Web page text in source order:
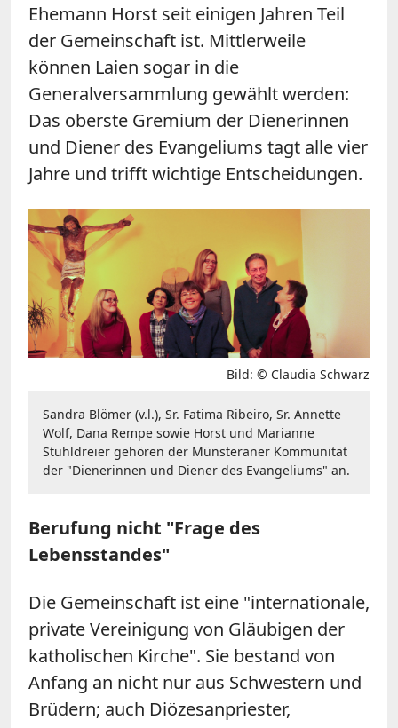
Ehemann Horst seit einigen Jahren Teil
der Gemeinschaft ist. Mittlerweile
können Laien sogar in die
Generalversammlung gewählt werden:
Das oberste Gremium der Dienerinnen
und Diener des Evangeliums tagt alle vier
Jahre und trifft wichtige Entscheidungen.
Bild: © Claudia Schwarz
Sandra Blömer (v.l.), Sr. Fatima Ribeiro, Sr. Annette
Wolf, Dana Rempe sowie Horst und Marianne
Stuhldreier gehören der Münsteraner Kommunität
der "Dienerinnen und Diener des Evangeliums" an.
Berufung nicht "Frage des
Lebensstandes"
Die Gemeinschaft ist eine "internationale,
private Vereinigung von Gläubigen der
katholischen Kirche". Sie bestand von
Anfang an nicht nur aus Schwestern und
Brüdern; auch Diözesanpriester,